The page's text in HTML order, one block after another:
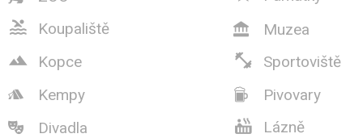
 Koupaliště  Muzea
 Kopce  Sportoviště
 Kempy  Pivovary
 Divadla  Lázně